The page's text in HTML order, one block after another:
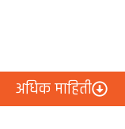
अधिक माहिती